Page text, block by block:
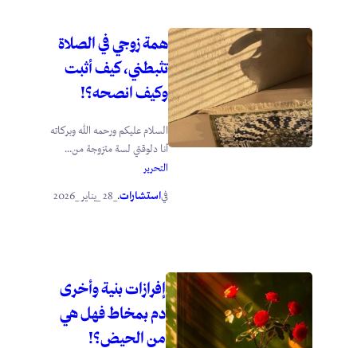
همة زوجي في الصلاة
تثبطني، كيف أثبت
وكيف انصحه؟!
السلام عليكم ورحمه الله وبركاته
أنا دلوقتي لسة متزوجة من...
التحرير
فياستشارات.
إفرازات بنية وأخرى
دم بمخاط فهل هي
من الحيض؟!